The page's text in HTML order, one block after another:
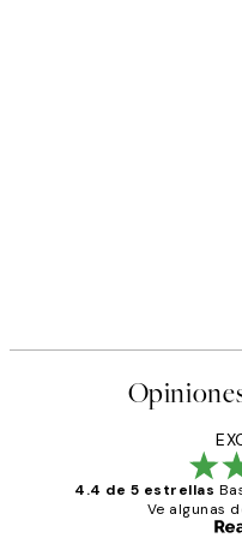
4.4 de 5 estrellas
Ve algunas